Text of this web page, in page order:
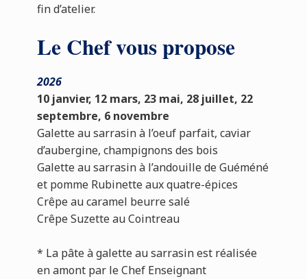
fin d’atelier.
Le Chef vous propose
2026
10 janvier, 12 mars, 23 mai, 28 juillet, 22
septembre, 6 novembre
Galette au sarrasin à l’oeuf parfait, caviar
d’aubergine, champignons des bois
Galette au sarrasin à l’andouille de Guéméné
et pomme Rubinette aux quatre-épices
Crêpe au caramel beurre salé
Crêpe Suzette au Cointreau
* La pâte à galette au sarrasin est réalisée
en amont par le Chef Enseignant